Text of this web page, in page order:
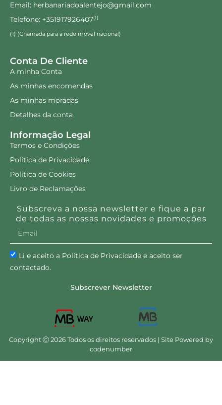
Email: herbanariadoalentejo@gmail.com
Telefone: +351917926407(1)
(1) (Chamada para a rede móvel nacional)
Conta De Cliente
A minha Conta
As minhas encomendas
As minhas moradas
Detalhes da conta
Informação Legal
Termos e Condições
Política de Privacidade
Política de Cookies
Livro de Reclamações
Subscreva a nossa newsletter e fique a par
de todas as nossas novidades e promoções
Li e aceito a Política de Privacidade e aceito ser
contactado.
Subscrever Newsletter
Copyright Ⓒ 2026 Todos os direitos reservados | Site Powered by
codenumber